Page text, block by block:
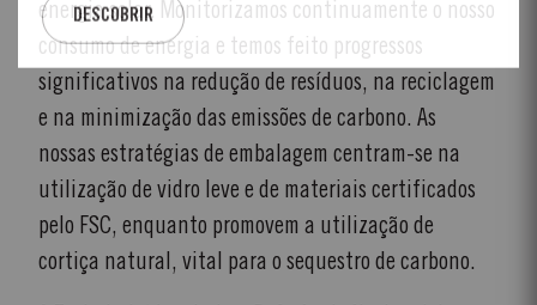
energia solar. Monitorizamos continuamente o nosso
consumo de energia e temos feito progressos
significativos na redução de resíduos, na reciclagem
e na minimização das emissões de carbono. As
nossas estratégias de embalagem centram-se na
utilização de vidro leve e de materiais certificados
pelo FSC, enquanto promovem a utilização de
cortiça natural, vital para o sequestro de carbono.